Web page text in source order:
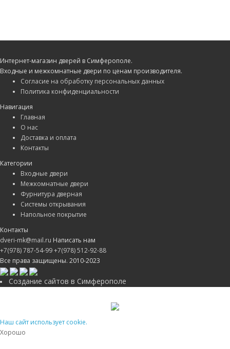
Интернет-магазин дверей в Симферополе.
Входные и межкомнатные двери по ценам производителя.
Согласие на обработку персональных данных
Политика конфиденциальности
Навигация
Главная
О нас
Доставка и оплата
Контакты
Категории
Входные двери
Межкомнатные двери
Фурнитура дверная
Системы открывания
Напольное покрытие
Контакты
dveri-mk@mail.ru Написать нам
+7(978) 787-54-99+7(978) 512-92-88
Все права защищены. 2010-2023
Создание сайтов в Симферополе
Наш сайт использует cookie.
Хорошо